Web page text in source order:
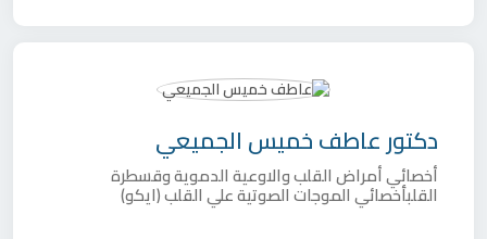
دكتورعاطف خميس الجميعي
أخصائي أمراض القلب والاوعية الدموية وقسطرة
القلبأخصائي الموجات الصوتية علي القلب (ايكو)